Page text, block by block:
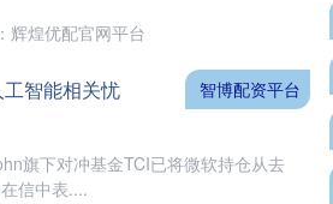
辉煌优配官网平台
智能相关忧
旗下对冲基金TCI已将微软持仓从去
信中表....
智博配资平台